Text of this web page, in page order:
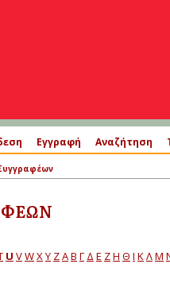
Εγγραφή Αναζήτηση
U VWXY ZΑΒ Γ Δ Ε ΖΗ Θ Ι ΚΛΜ